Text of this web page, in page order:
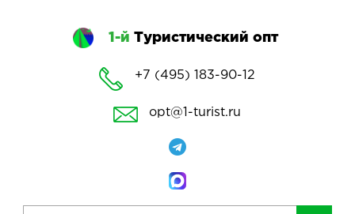
1-й Туристический опт
+7 (495) 183-90-12
opt@1-turist.ru